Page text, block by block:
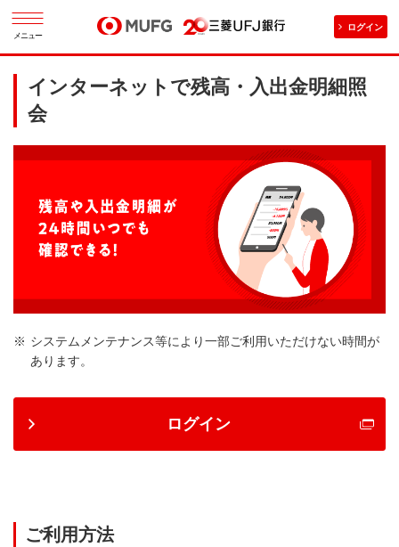
メニュー
ログイン
インターネットで残高・入出金明細照
会
システムメンテナンス等により一部ご利用いただけない時間が
あります。
ログイン
ご利用方法